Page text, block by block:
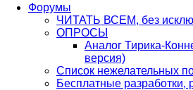
Форумы
ЧИТАТЬ ВСЕМ, без
ОПРОСЫ
Аналог Тирика-
версия)
Список нежелательных
Бесплатные разработки,